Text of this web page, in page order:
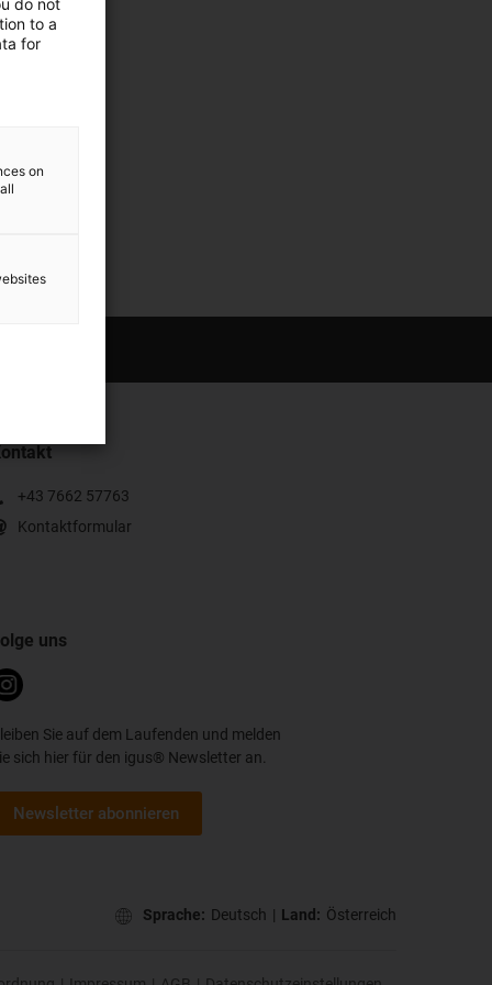
+43 7662 57763
Kontaktformular
uns
Sie auf dem Laufenden und melden
sich hier für den igus® Newsletter an.
Newsletter abonnieren
Sprache: Deutsch | Land: Österreich
do not
to a
for
on